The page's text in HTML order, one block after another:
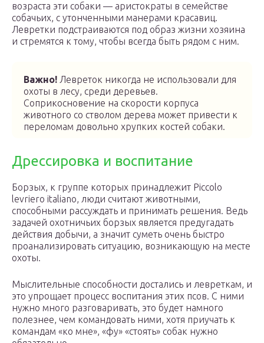
возраста эти собаки — аристократы в семействе
собачьих, с утонченными манерами красавиц.
Левретки подстраиваются под образ жизни хозяина
и стремятся к тому, чтобы всегда быть рядом с ним.
Важно! Левреток никогда не использовали для
охоты в лесу, среди деревьев.
Соприкосновение на скорости корпуса
животного со стволом дерева может привести к
переломам довольно хрупких костей собаки.
Дрессировка и воспитание
Борзых, к группе которых принадлежит Piccolo
levriero italiano, люди считают животными,
способными рассуждать и принимать решения. Ведь
задачей охотничьих борзых является предугадать
действия добычи, а значит суметь очень быстро
проанализировать ситуацию, возникающую на месте
охоты.
Мыслительные способности достались и левреткам, и
это упрощает процесс воспитания этих псов. С ними
нужно много разговаривать, это будет намного
полезнее, чем командовать ними, хотя приучать к
командам «ко мне», «фу» «стоять» собак нужно